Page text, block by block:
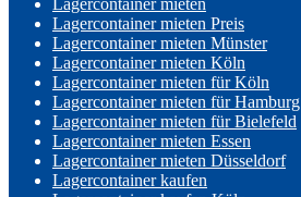
Lagercontainer mieten Preis
Lagercontainer mieten Münster
Lagercontainer mieten Köln
Lagercontainer mieten für Köln
Lagercontainer mieten für Hamburg
Lagercontainer mieten für Bielefeld
Lagercontainer mieten Essen
Lagercontainer mieten Düsseldorf
Lagercontainer kaufen